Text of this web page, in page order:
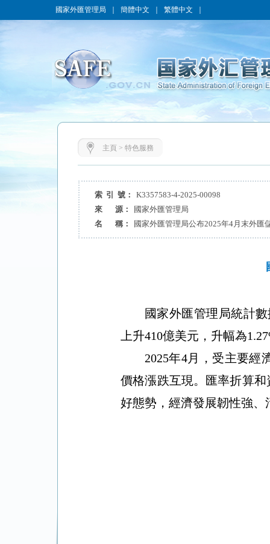
國家外匯管理局 簡體中文 繁體中文
主頁 > 特色服務
索 引 號：
K3357583-4-2025-00098
來 源：
國家外匯管理局
名 稱：
國家外匯管理局公布2025年4月末外匯
國家外匯管理局統計
上升410億美元，升幅為
2025年4月，受主要經
價格漲跌互現。匯率折算
好態勢，經濟發展韌性強